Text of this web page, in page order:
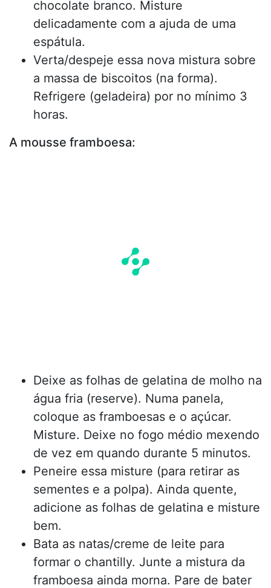
chocolate branco. Misture
delicadamente com a ajuda de uma
espátula.
Verta/despeje essa nova mistura sobre
a massa de biscoitos (na forma).
Refrigere (geladeira) por no mínimo 3
horas.
A mousse framboesa:
Deixe as folhas de gelatina de molho na
água fria (reserve). Numa panela,
coloque as framboesas e o açúcar.
Misture. Deixe no fogo médio mexendo
de vez em quando durante 5 minutos.
Peneire essa misture (para retirar as
sementes e a polpa). Ainda quente,
adicione as folhas de gelatina e misture
bem.
Bata as natas/creme de leite para
formar o chantilly. Junte a mistura da
framboesa ainda morna. Pare de bater